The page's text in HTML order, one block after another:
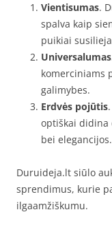
Vientisumas.
spalva kaip
puikiai
Universalumas
komerciniams
galimybes.
Erdvės pojūtis
optiškai didina
bei elegancijos.
Duruideja.lt siūlo
sprendimus, kurie
ilgaamžiškumu.